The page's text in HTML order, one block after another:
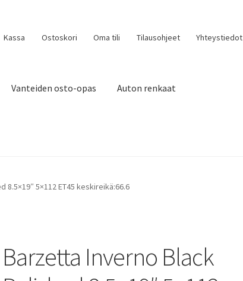
Kassa Ostoskori Oma tili Tilausohjeet Yhteystiedot
Vanteiden osto-opas Auton renkaat
5×112 ET45 keskireikä:66.6
Barzetta Inverno Black